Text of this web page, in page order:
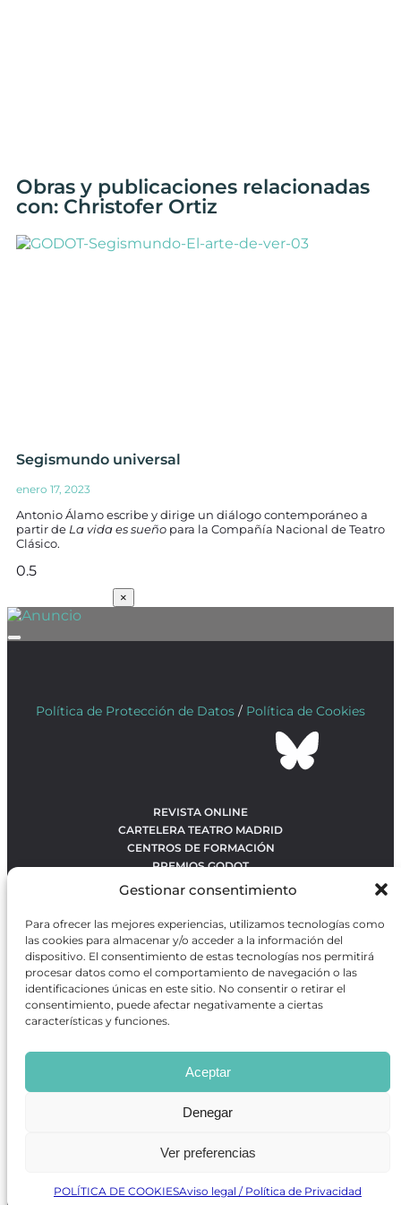
Gestionar consentimiento
Para ofrecer las mejores experiencias, utilizamos tecnologías como
las cookies para almacenar y/o acceder a la información del
dispositivo. El consentimiento de estas tecnologías nos permitirá
procesar datos como el comportamiento de navegación o las
identificaciones únicas en este sitio. No consentir o retirar el
consentimiento, puede afectar negativamente a ciertas
características y funciones.
Aceptar
Denegar
Ver preferencias
POLÍTICA DE COOKIESAviso legal / Política de Privacidad
Obras y publicaciones relacionadas
con: Christofer Ortiz
Segismundo universal
enero 17, 2023
Antonio Álamo escribe y dirige un diálogo contemporáneo a
partir de La vida es sueño para la Compañía Nacional de Teatro
Clásico.
×
Política de Protección de Datos / Política de Cookies
REVISTA ONLINE
CARTELERA TEATRO MADRID
CENTROS DE FORMACIÓN
PREMIOS GODOT
CONTACTO
OBRAS MÁS VOTADAS
RANKING MEJORES OBRAS
BÚSQUEDA AVANZADA DE OBRAS
Revista GODOTes una revista independiente especializada
en información sobre artes escénicas de Madrid, gratuita y
que se distribuye en espacios escénicos, además de otros
puntos de interés turístico y de ocio de la capital.
Desarrollado por Precise Future